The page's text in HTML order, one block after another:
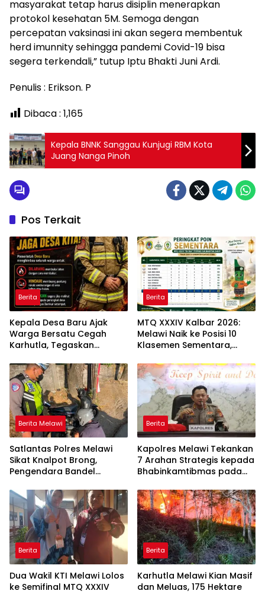
masyarakat tetap harus disiplin menerapkan
protokol kesehatan 5M. Semoga dengan
percepatan vaksinasi ini akan segera membentuk
herd imunnity sehingga pandemi Covid-19 bisa
segera terkendali,” tutup Iptu Bhakti Juni Ardi.
Penulis : Erikson. P
Dibaca : 1,165
Kepala BNNK Sanggau Kunjugi RBM Kota
Juang Nanga Pinoh
Pos Terkait
Berita
Kepala Desa Baru Ajak
Warga Bersatu Cegah
Karhutla, Tegaskan
Lahan
Berita
MTQ XXXIV Kalbar 2026:
Melawi Naik ke Posisi 10
Klasemen Sementara,
Peringkat Lebih Baik
Berlanjut
Berita Melawi
Satlantas Polres Melawi
Sikat Knalpot Brong,
Pengendara Bandel
Berita
Kapolres Melawi Tekankan
7 Arahan Strategis kepada
Bhabinkamtibmas pada
Berita
Dua Wakil KTI Melawi Lolos
ke Semifinal MTQ XXXIV
Berita
Karhutla Melawi Kian Masif
dan Meluas, 175 Hektare